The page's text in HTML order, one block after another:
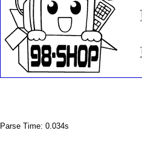
Parse Time: 0.034s